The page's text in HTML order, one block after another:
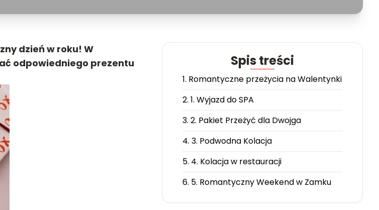
dzień w roku! W
odpowiedniego prezentu
Spis treści
1. Romantyczne przeżycia na Walentynki
2. 1. Wyjazd do SPA
3. 2. Pakiet Przeżyć dla Dwojga
4. 3. Podwodna Kolacja
5. 4. Kolacja w restauracji
6. 5. Romantyczny Weekend w Zamku